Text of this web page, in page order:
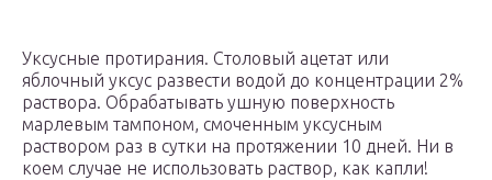
Уксусные протирания. Столовый ацетат или
яблочный уксус развести водой до концентрации 2%
раствора. Обрабатывать ушную поверхность
марлевым тампоном, смоченным уксусным
раствором раз в сутки на протяжении 10 дней. Ни в
коем случае не использовать раствор, как капли!